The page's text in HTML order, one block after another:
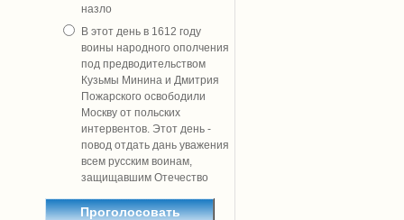
назло
В этот день в 1612 году
воины народного ополчения
под предводительством
Кузьмы Минина и Дмитрия
Пожарского освободили
Москву от польских
интервентов. Этот день -
повод отдать дань уважения
всем русским воинам,
защищавшим Отечество